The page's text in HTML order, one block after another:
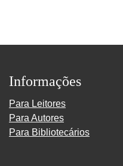
Informações
Para Leitores
Para Autores
Para Bibliotecários